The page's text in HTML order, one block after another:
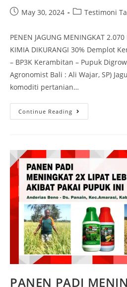
May 30, 2024 Testimoni
PENEN JAGUNG MENINGKAT
KIMIA DIKURANGI 30% Demplot
– BP3K Kerambitan – Pupuk
Agronomist Bali : Ali Wajar, SP)
komoditi pertanian…
Continue Reading
PANEN PADI